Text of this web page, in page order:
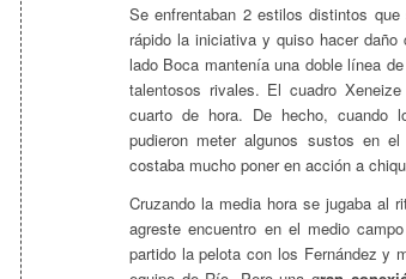
Se enfrentaban 2 estilos distintos
rápido la iniciativa y quiso hacer
lado Boca mantenía una doble línea
talentosos rivales. El cuadro
cuarto de hora. De hecho, cuando
pudieron meter algunos sustos en
costaba mucho poner en acción a
Cruzando la media hora se jugaba al
agreste encuentro en el medio
partido la pelota con los Fernández y